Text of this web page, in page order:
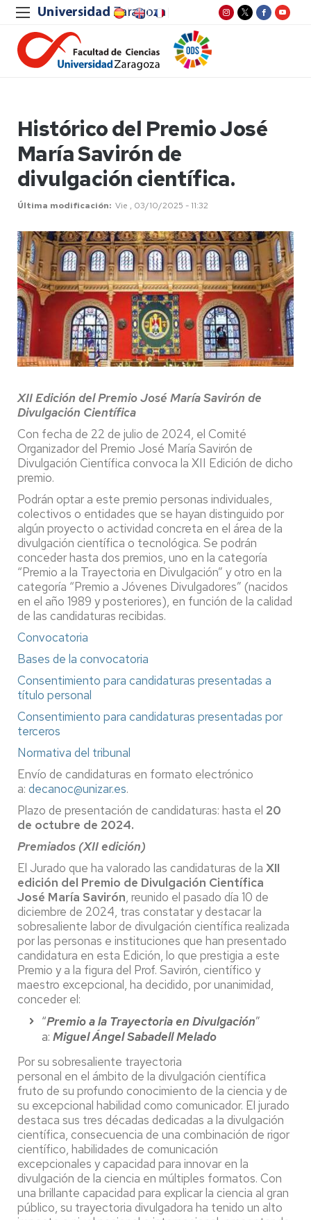
Histórico del Premio José
María Savirón de
divulgación científica.
Última modificación Vie , 03/10/2025 - 11:32
XII Edición del Premio José María Savirón de
Divulgación Científica
Con fecha de 22 de julio de 2024, el Comité
Organizador del Premio José María Savirón de
Divulgación Científica convoca la XII Edición de dicho
premio.
Podrán optar a este premio personas individuales,
colectivos o entidades que se hayan distinguido por
algún proyecto o actividad concreta en el área de la
divulgación científica o tecnológica. Se podrán
conceder hasta dos premios, uno en la categoría
“Premio a la Trayectoria en Divulgación” y otro en la
categoría “Premio a Jóvenes Divulgadores” (nacidos
en el año 1989 y posteriores), en función de la calidad
de las candidaturas recibidas.
Convocatoria
Bases de la convocatoria
Consentimiento para candidaturas presentadas a
título personal
Consentimiento para candidaturas presentadas por
terceros
Normativa del tribunal
Envío de candidaturas en formato electrónico
a: decanoc@unizar.es.
Plazo de presentación de candidaturas: hasta el 20
de octubre de 2024.
Premiados (XII edición)
El Jurado que ha valorado las candidaturas de la XII
edición del Premio de Divulgación Científica
José María Savirón, reunido el pasado día 10 de
diciembre de 2024, tras constatar y destacar la
sobresaliente labor de divulgación científica realizada
por las personas e instituciones que han presentado
candidatura en esta Edición, lo que prestigia a este
Premio y a la figura del Prof. Savirón, científico y
maestro excepcional, ha decidido, por unanimidad,
conceder el:
“Premio a la Trayectoria en Divulgación”
a: Miguel Ángel Sabadell Melado
Por su sobresaliente trayectoria
personal en el ámbito de la divulgación científica
fruto de su profundo conocimiento de la ciencia y de
su excepcional habilidad como comunicador. El jurado
destaca sus tres décadas dedicadas a la divulgación
científica, consecuencia de una combinación de rigor
científico, habilidades de comunicación
excepcionales y capacidad para innovar en la
divulgación de la ciencia en múltiples formatos. Con
una brillante capacidad para explicar la ciencia al gran
público, su trayectoria divulgadora ha tenido un alto